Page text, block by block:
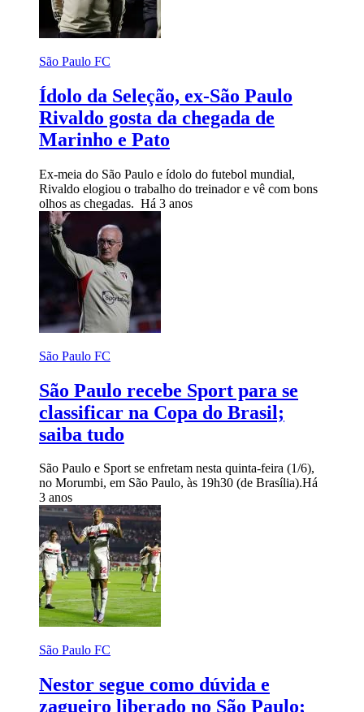
São Paulo FC
Ídolo da Seleção, ex-São Paulo
Rivaldo gosta da chegada de
Marinho e Pato
Ex-meia do São Paulo e ídolo do futebol mundial,
Rivaldo elogiou o trabalho do treinador e vê com bons
olhos as chegadas. Há 3 anos
São Paulo FC
São Paulo recebe Sport para se
classificar na Copa do Brasil;
saiba tudo
São Paulo e Sport se enfretam nesta quinta-feira (1/6),
no Morumbi, em São Paulo, às 19h30 (de Brasília).Há
3 anos
São Paulo FC
Nestor segue como dúvida e
zagueiro liberado no São Paulo;